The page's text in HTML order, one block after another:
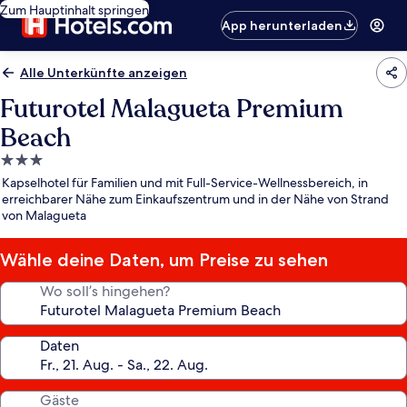
Zum Hauptinhalt springen
App herunterladen
Alle Unterkünfte anzeigen
Futurotel Malagueta Premium
Beach
3.0-
Sterne-
Unterkunft
Kapselhotel für Familien und mit Full-Service-Wellnessbereich, in
erreichbarer Nähe zum Einkaufszentrum und in der Nähe von Strand
von Malagueta
Wähle deine Daten, um Preise zu sehen
Wo soll’s hingehen?
Daten
Gäste